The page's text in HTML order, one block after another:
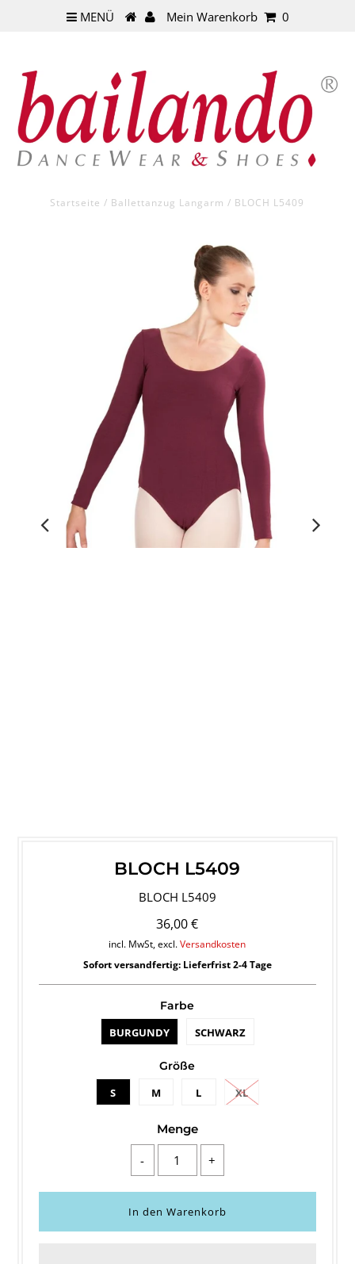
MENÜ Mein Warenkorb 0
Startseite / Ballettanzug Langarm / BLOCH L5409
BLOCH L5409
BLOCH L5409
36,00 €
incl. MwSt, excl.Versandkosten
Sofort versandfertig: Lieferfrist 2-4 Tage
Farbe
BURGUNDY
SCHWARZ
Größe
S
M L XL
Menge
- +